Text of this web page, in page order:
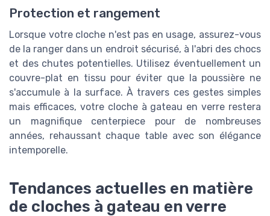
Protection et rangement
Lorsque votre cloche n'est pas en usage, assurez-vous
de la ranger dans un endroit sécurisé, à l'abri des chocs
et des chutes potentielles. Utilisez éventuellement un
couvre-plat en tissu pour éviter que la poussière ne
s'accumule à la surface. À travers ces gestes simples
mais efficaces, votre cloche à gateau en verre restera
un magnifique centerpiece pour de nombreuses
années, rehaussant chaque table avec son élégance
intemporelle.
Tendances actuelles en matière
de cloches à gateau en verre